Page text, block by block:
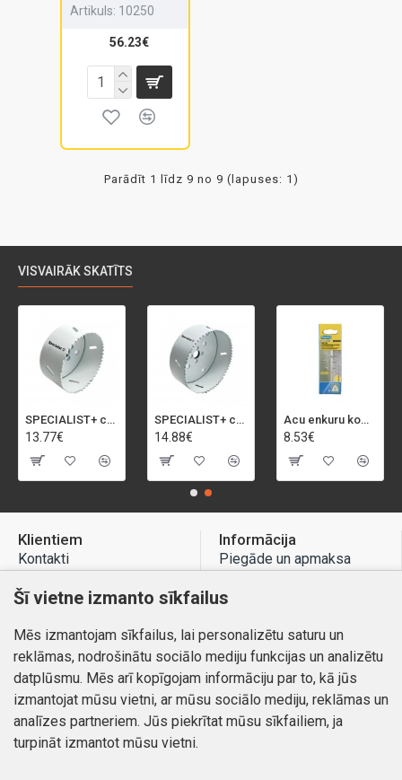
Artikuls: 10250
56.23€
Parādīt 1 līdz 9 no 9 (lapuses: 1)
VISVAIRĀK SKATĪTS
SPECIALIST+ caurumu zāģis BI-METAL, 92 mm
13.77€
SPECIALIST+ caurumu zāģis BI-METAL, 98 mm
14.88€
Acu enkuru komplekts, 3-13 mm, Rapid, 12 gab.
8.53€
Klientiem
Kontakti
Preču atgriešana
Mans profils
Pasūtījumi
Informācija
Piegāde un apmaksa
Atteikuma tiesības
Kontakti
Šī vietne izmanto sīkfailus
Mēs izmantojam sīkfailus, lai personalizētu saturu un
reklāmas, nodrošinātu sociālo mediju funkcijas un analizētu
datplūsmu. Mēs arī kopīgojam informāciju par to, kā jūs
izmantojat mūsu vietni, ar mūsu sociālo mediju, reklāmas un
analīzes partneriem. Jūs piekrītat mūsu sīkfailiem, ja
turpināt izmantot mūsu vietni.